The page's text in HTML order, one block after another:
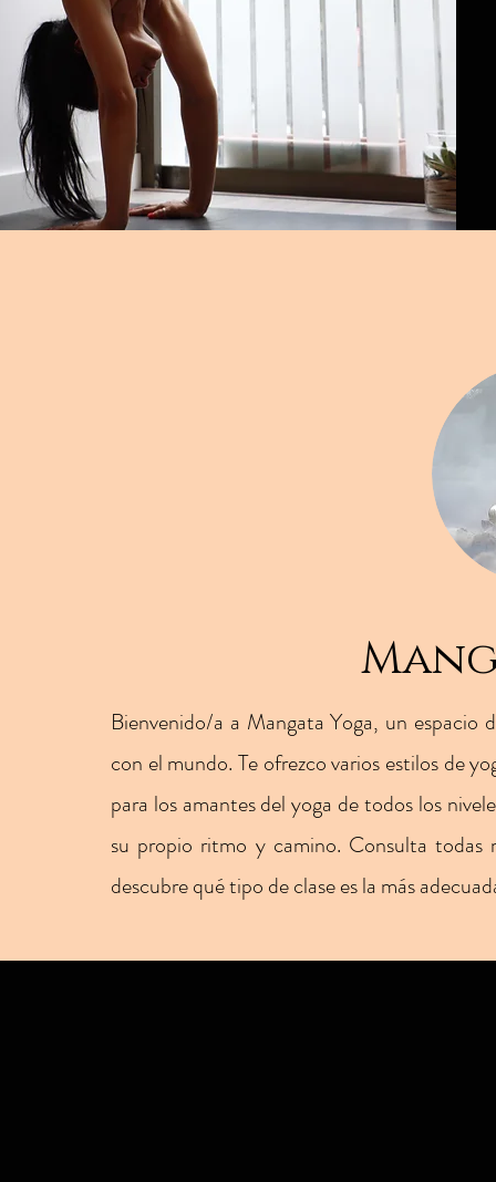
Bienvenido/a a Mangata Yoga, un espacio
con el mundo. Te ofrezco varios estilos de
para los amantes del yoga de todos los
su propio ritmo y camino. Consulta todas
descubre qué tipo de clase es la más